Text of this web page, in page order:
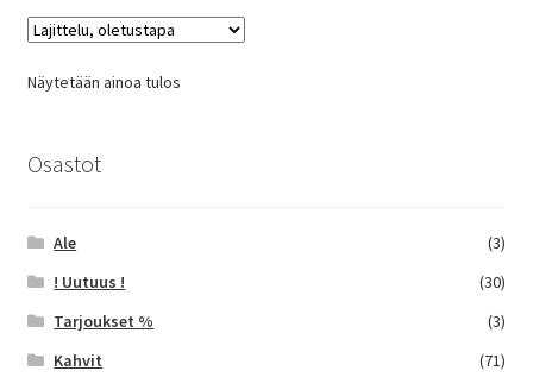
Näytetään ainoa tulos
Osastot
Ale
(3)
! Uutuus !
(30)
Tarjoukset %
(3)
Kahvit
(71)